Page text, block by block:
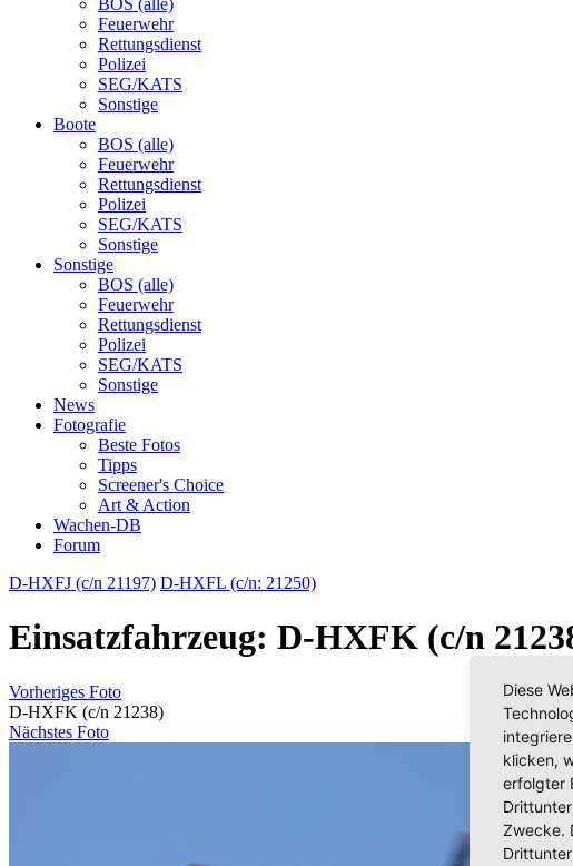
BOS (alle)
Feuerwehr
Rettungsdienst
Polizei
SEG/KATS
Sonstige
Boote
BOS (alle)
Feuerwehr
Rettungsdienst
Polizei
SEG/KATS
Sonstige
Sonstige
BOS (alle)
Feuerwehr
Rettungsdienst
Polizei
SEG/KATS
Sonstige
News
Fotografie
Beste Fotos
Tipps
Screener's Choice
Art & Action
Wachen-DB
Forum
D-HXFJ (c/n 21197) D-HXFL (c/n: 21250)
Einsatzfahrzeug: D-HXFK (c/n
Vorheriges Foto
D-HXFK (c/n 21238)
Nächstes Foto
Diese
klicken,
erfolgter
Zwecke.